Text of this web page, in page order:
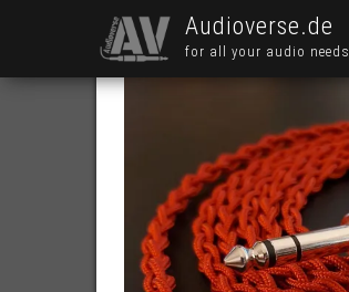
Audioverse.de
for all your audio needs